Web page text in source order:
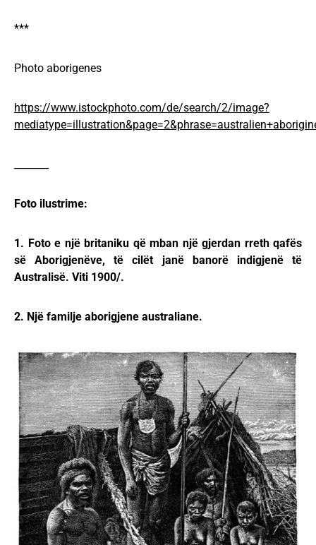
***
Photo aborigenes
https://www.istockphoto.com/de/search/2/image?
Foto ilustrime:
1. Foto e një britaniku që mban një gjerdan rreth qafës
së Aborigjenëve, të cilët janë banorë indigjenë të
Australisë. Viti 1900/.
2. Një familje aborigjene australiane.